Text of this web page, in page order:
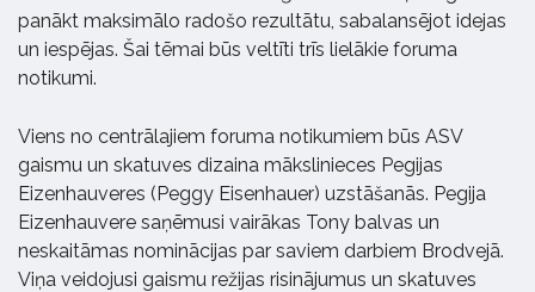
panākt maksimālo radošo rezultātu, sabalansējot idejas
un iespējas. Šai tēmai būs veltīti trīs lielākie foruma
notikumi.
Viens no centrālajiem foruma notikumiem būs ASV
gaismu un skatuves dizaina mākslinieces Pegijas
Eizenhauveres (Peggy Eisenhauer) uzstāšanās. Pegija
Eizenhauvere saņēmusi vairākas Tony balvas un
neskaitāmas nominācijas par saviem darbiem Brodvejā.
Viņa veidojusi gaismu režijas risinājumus un skatuves